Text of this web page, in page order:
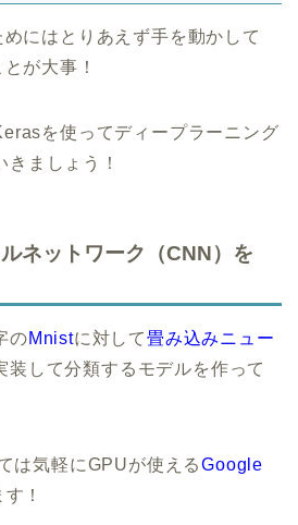
にはとりあえず手を動かして
が大事！
を使ってディープラーニング
ましょう！
ネットワーク（CNN）を
のMnistに対して畳み込みニュー
装して分類するモデルを作って
は気軽にGPUが使えるGoogle
！